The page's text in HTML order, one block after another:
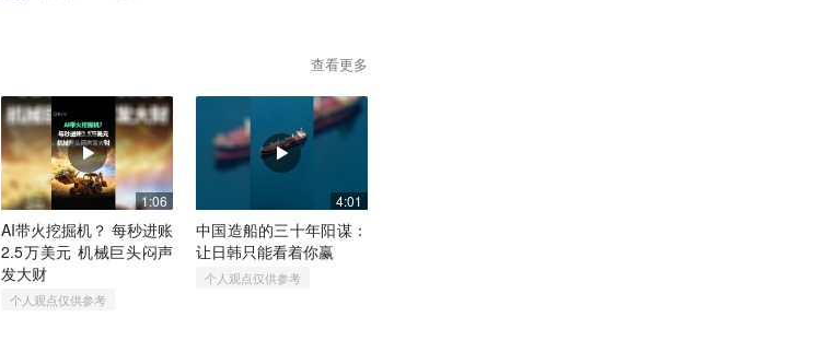
查看更多
1:06
AI带火挖掘机？​ 每秒进账
2.5万美元​ 机械巨头闷声
发大财
个人观点仅供参考
4:01
中国造船的三十年阳谋：
让日韩只能看着你赢
个人观点仅供参考